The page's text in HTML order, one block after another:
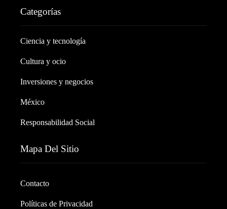
Categorías
Ciencia y tecnología
Cultura y ocio
Inversiones y negocios
México
Responsabilidad Social
Mapa Del Sitio
Contacto
Políticas de Privacidad